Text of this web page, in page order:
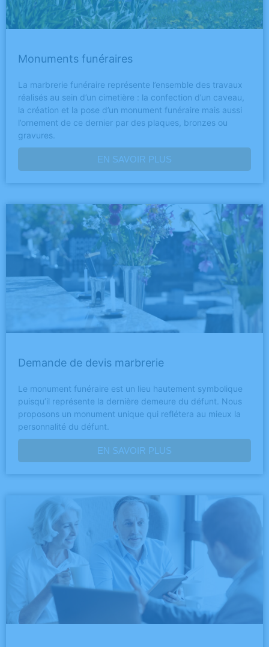
Monuments funéraires
La marbrerie funéraire représente l’ensemble des travaux
réalisés au sein d’un cimetière : la confection d’un caveau,
la création et la pose d’un monument funéraire mais aussi
l’ornement de ce dernier par des plaques, bronzes ou
gravures.
EN SAVOIR PLUS
Demande de devis marbrerie
Le monument funéraire est un lieu hautement symbolique
puisqu’il représente la dernière demeure du défunt. Nous
proposons un monument unique qui reflétera au mieux la
personnalité du défunt.
EN SAVOIR PLUS